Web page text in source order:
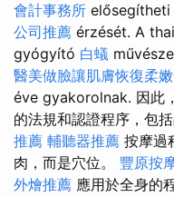
會計事務所
公司推薦 érzését. A
gyógyító 白蟻
醫美做臉讓肌膚恢復柔
éve gyakorolnak. 因此
的法規和認證程序，包
推薦 輔聽器推薦 按摩過
肉，而是穴位。 豐原按
外燴推薦 應用於全身的